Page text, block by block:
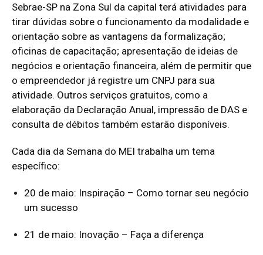
Sebrae-SP na Zona Sul da capital terá atividades para
tirar dúvidas sobre o funcionamento da modalidade e
orientação sobre as vantagens da formalização;
oficinas de capacitação; apresentação de ideias de
negócios e orientação financeira, além de permitir que
o empreendedor já registre um CNPJ para sua
atividade. Outros serviços gratuitos, como a
elaboração da Declaração Anual, impressão de DAS e
consulta de débitos também estarão disponíveis.
Cada dia da Semana do MEI trabalha um tema
específico:
20 de maio: Inspiração – Como tornar seu negócio
um sucesso
21 de maio: Inovação – Faça a diferença